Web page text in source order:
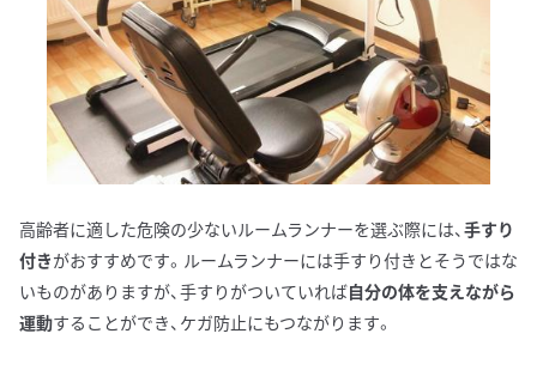
高齢者に適した危険の少ないルームランナーを選ぶ際には、 手すり
付きがおすすめです。ルームランナーには手すり付きとそうではな
いものがありますが、手すりがついていれば自分の体を支えながら
運動することができ、ケガ防止にもつながります。